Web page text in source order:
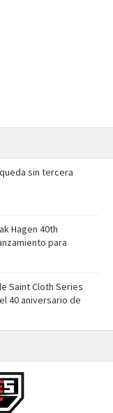
sin tercera
Hagen 40th
para
Saint Cloth Series
40 aniversario de